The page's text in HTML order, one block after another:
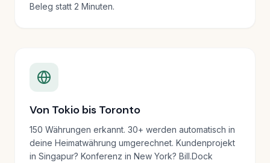
Beleg statt 2 Minuten.
Von Tokio bis Toronto
150 Währungen erkannt. 30+ werden automatisch in
deine Heimatwährung umgerechnet. Kundenprojekt
in Singapur? Konferenz in New York? Bill.Dock